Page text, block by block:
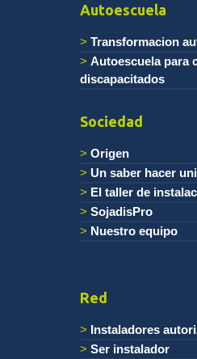
Autoescuela
Transformacion
Autoescuela para
discapacitados
Sociedad
Origen
Un saber hacer
El taller de
SojadisPro
Nuestro equipo
Red
Instaladores
Ser instalador